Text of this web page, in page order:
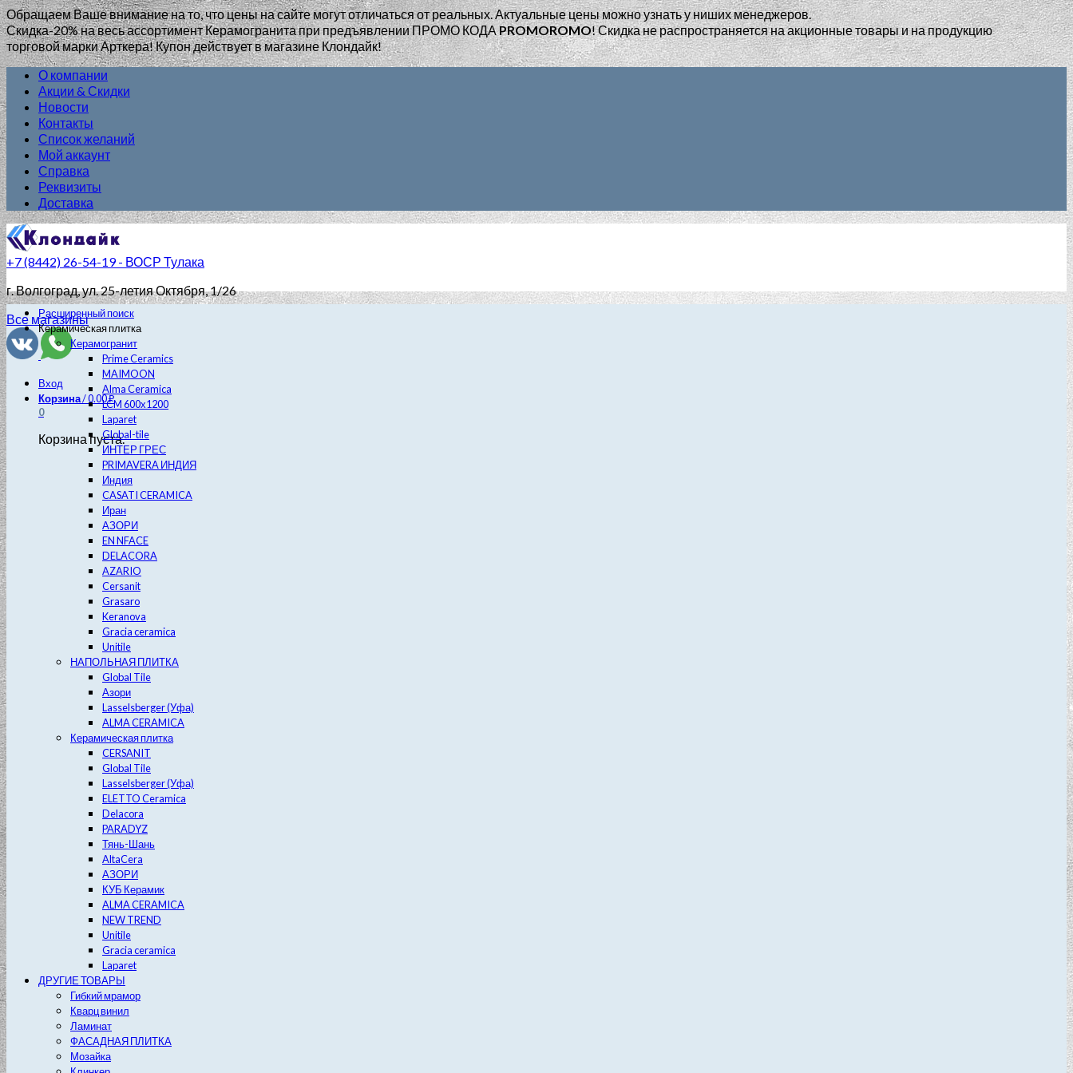
Обращаем Ваше внимание на то, что цены на сайте могут отличаться от реальных. Актуальные цены можно узнать у ниших менеджеров.
Скидка-20% на весь ассортимент Керамогранита при предъявлении ПРОМО КОДАPROMOROMO!Скидка не распространяется на акционные товары и на продукцию
торговой марки Арткера! Купон действует в магазине Клондайк!
О компании
Акции & Скидки
Новости
Контакты
Список желаний
Мой аккаунт
Справка
Реквизиты
Доставка
+7 (8442) 26-54-19 - ВОСР Тулака
г. Волгоград, ул. 25-летия Октября, 1/26
Все магазины
Вход
Корзина/0.00₽
0
Корзина пуста.
Расширенный поиск
Керамическая плитка
Керамогранит
Prime Ceramics
MAIMOON
Alma Ceramica
LCM 600х1200
Laparet
Global-tile
ИНТЕР ГРЕС
PRIMAVERA ИНДИЯ
Индия
CASATI CERAMICA
Иран
АЗОРИ
EN NFACE
DELACORA
AZARIO
Cersanit
Grasaro
Keranova
Gracia ceramica
Unitile
НАПОЛЬНАЯ ПЛИТКА
Global Tile
Азори
Lasselsberger (Уфа)
ALMA CERAMICA
Керамическая плитка
CERSANIT
Global Tile
Lasselsberger (Уфа)
ELETTO Ceramica
Delacora
PARADYZ
Тянь-Шань
AltaCera
АЗОРИ
КУБ Керамик
ALMA CERAMICA
NEW TREND
Unitile
Gracia ceramica
Laparet
ДРУГИЕ ТОВАРЫ
Гибкий мрамор
Кварц винил
Ламинат
ФАСАДНАЯ ПЛИТКА
Мозайка